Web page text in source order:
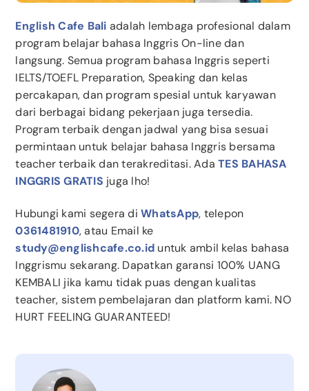
English Cafe Bali adalah lembaga profesional dalam
program belajar bahasa Inggris On-line dan
langsung. Semua program bahasa Inggris seperti
IELTS/TOEFL Preparation, Speaking dan kelas
percakapan, dan program spesial untuk karyawan
dari berbagai bidang pekerjaan juga tersedia.
Program terbaik dengan jadwal yang bisa sesuai
permintaan untuk belajar bahasa Inggris bersama
teacher terbaik dan terakreditasi. Ada TES BAHASA
INGGRIS GRATIS juga lho!
Hubungi kami segera diWhatsApp, telepon
0361481910, atau Email ke
study@englishcafe.co.id untuk ambil kelas bahasa
Inggrismu sekarang. Dapatkan garansi 100% UANG
KEMBALI jika kamu tidak puas dengan kualitas
teacher, sistem pembelajaran dan platform kami. NO
HURT FEELING GUARANTEED!